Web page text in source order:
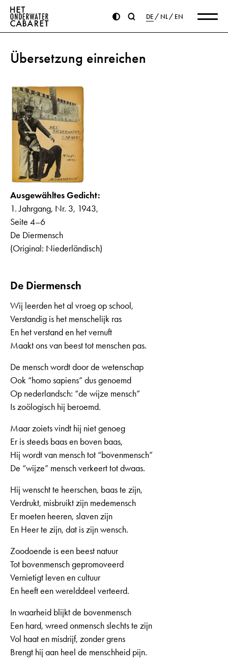
DE NL EN
Übersetzung einreichen
Ausgewähltes Gedicht:
1. Jahrgang, Nr. 3, 1943,
Seite 4–6
De Diermensch
(Original: Niederländisch)
De Diermensch
Wij leerden het al vroeg op school,
Verstandig is het menschelijk ras
En het verstand en het vernuft
Maakt ons van beest tot menschen pas.
De mensch wordt door de wetenschap
Ook “homo sapiens” dus genoemd
Op nederlandsch: “de wijze mensch”
Is zoölogisch hij beroemd.
Maar zoiets vindt hij niet genoeg
Er is steeds baas en boven baas,
Hij wordt van mensch tot “bovenmensch”
De “wijze” mensch verkeert tot dwaas.
Hij wenscht te heerschen, baas te zijn,
Verdrukt, misbruikt zijn medemensch
Er moeten heeren, slaven zijn
En Heer te zijn, dat is zijn wensch.
Zoodoende is een beest natuur
Tot bovenmensch gepromoveerd
Vernietigt leven en cultuur
En heeft een werelddeel verteerd.
In waarheid blijkt de bovenmensch
Een hard, wreed onmensch slechts te zijn
Vol haat en misdrijf, zonder grens
Brengt hij aan heel de menschheid pijn.